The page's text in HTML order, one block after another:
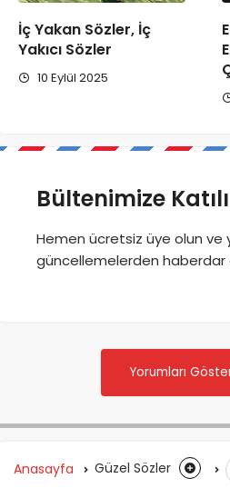
İç Yakan Sözler, İç
Yakıcı Sözler
10 Eylül 2025
Bültenimize
Hemen ücretsiz üye olun ve
güncellemelerden haberdar
Yorumları
Anasayfa Güzel Sözler